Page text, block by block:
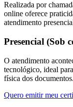
Realizada por
online oferece
atendimento
Presencial (Sob
O atendimento
tecnológico, ideal
física dos documentos.
Quero emitir meu